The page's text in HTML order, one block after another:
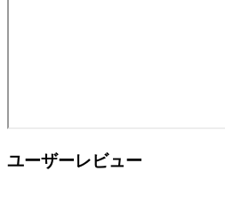
ユーザーレビュー